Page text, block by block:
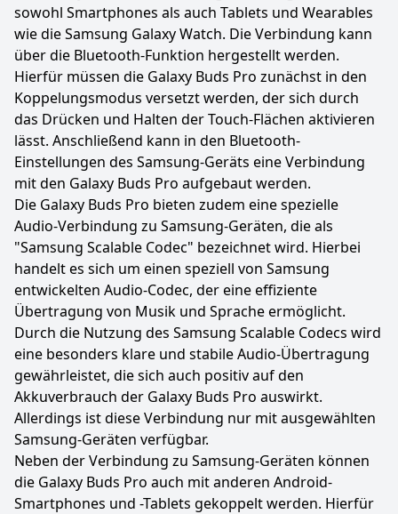
sowohl Smartphones als auch Tablets und Wearables
wie die Samsung Galaxy Watch. Die Verbindung kann
über die Bluetooth-Funktion hergestellt werden.
Hierfür müssen die Galaxy Buds Pro zunächst in den
Koppelungsmodus versetzt werden, der sich durch
das Drücken und Halten der Touch-Flächen aktivieren
lässt. Anschließend kann in den Bluetooth-
Einstellungen des Samsung-Geräts eine Verbindung
mit den Galaxy Buds Pro aufgebaut werden.
Die Galaxy Buds Pro bieten zudem eine spezielle
Audio-Verbindung zu Samsung-Geräten, die als
"Samsung Scalable Codec" bezeichnet wird. Hierbei
handelt es sich um einen speziell von Samsung
entwickelten Audio-Codec, der eine effiziente
Übertragung von Musik und Sprache ermöglicht.
Durch die Nutzung des Samsung Scalable Codecs wird
eine besonders klare und stabile Audio-Übertragung
gewährleistet, die sich auch positiv auf den
Akkuverbrauch der Galaxy Buds Pro auswirkt.
Allerdings ist diese Verbindung nur mit ausgewählten
Samsung-Geräten verfügbar.
Neben der Verbindung zu Samsung-Geräten können
die Galaxy Buds Pro auch mit anderen Android-
Smartphones und -Tablets gekoppelt werden. Hierfür